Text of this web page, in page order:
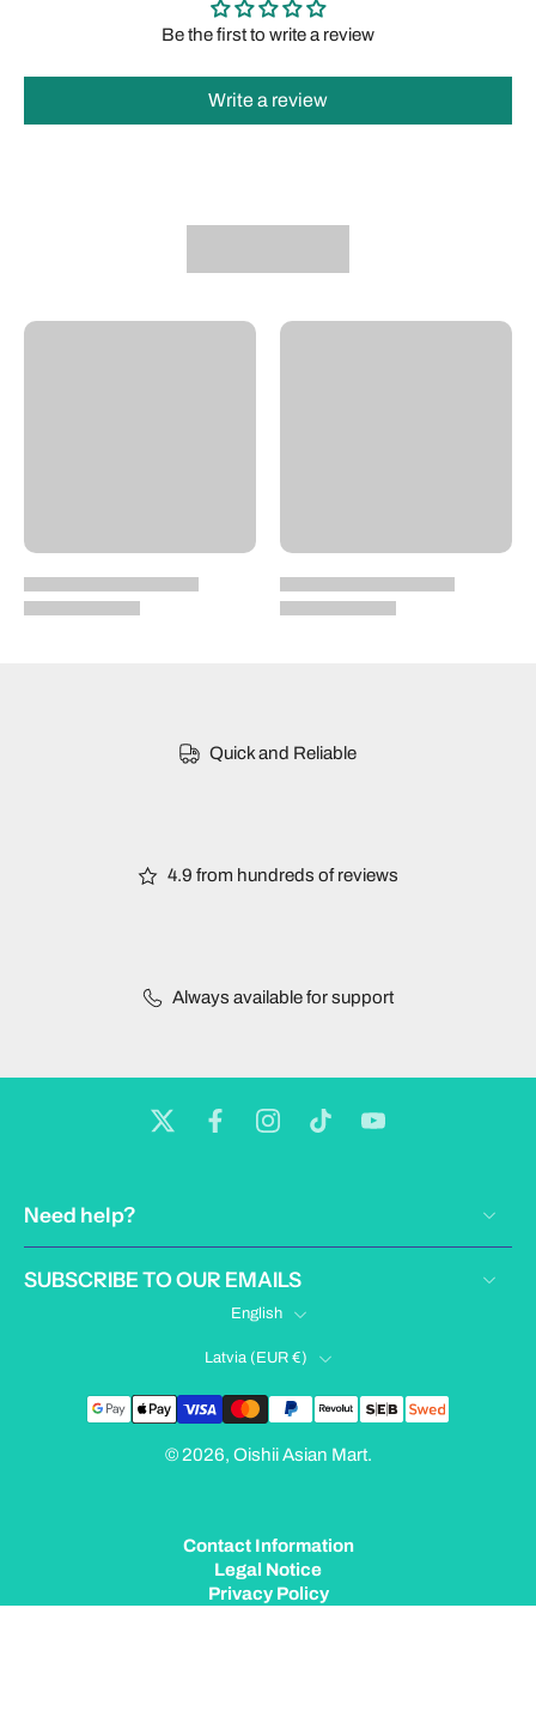
Be the first to write a review
Write a review
Quick and Reliable
4.9 from hundreds of reviews
Always available for support
Need help?
SUBSCRIBE TO OUR EMAILS
English
Latvia ‎(EUR €)‎
© 2026, Oishii Asian Mart.
Contact Information
Legal Notice
Privacy Policy